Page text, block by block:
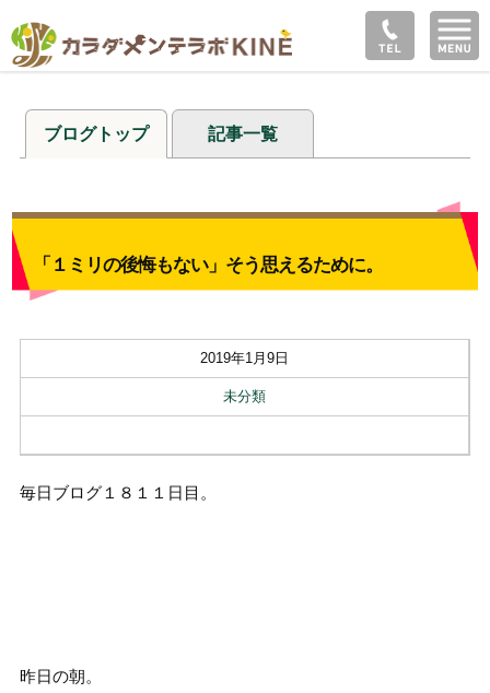
ブログトップ 記事一覧
「１ミリの後悔もない」そう思えるために。
2019年1月9日
未分類
毎日ブログ１８１１日目。
昨日の朝。